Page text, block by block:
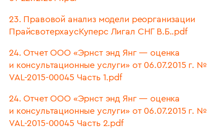
23. Правовой анализ модели реорганизации
ПрайсвотерхаусКуперс Лигал СНГ В.Б..pdf
24. Отчет ООО «Эрнст энд Янг — оценка
и консультационные услуги» от 06.07.2015 г. №
VAL-2015-00045 Часть 1.pdf
24. Отчет ООО «Эрнст энд Янг — оценка
и консультационные услуги» от 06.07.2015 г. №
VAL-2015-00045 Часть 2.pdf